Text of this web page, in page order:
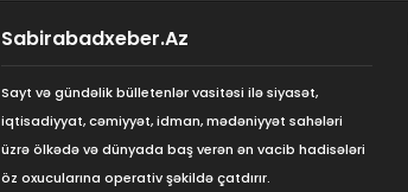
Sabirabadxeber.Az
Sayt və gündəlik bülletenlər vasitəsi ilə siyasət,
iqtisadiyyat, cəmiyyət, idman, mədəniyyət sahələri
üzrə ölkədə və dünyada baş verən ən vacib hadisələri
öz oxucularına operativ şəkildə çatdırır.